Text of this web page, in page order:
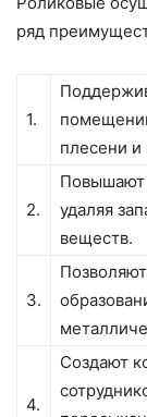
ряд
1.
плесени и
2.
Повышают
удаляя
веществ.
3.
4.
Создают